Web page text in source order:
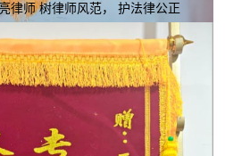
律师 树律师风范， 护法律公正